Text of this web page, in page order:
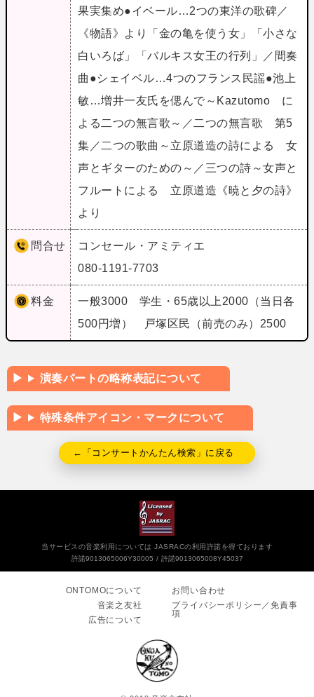
果実集め●イベール…2つの東洋の歌碑／
《物語》より「金の亀を使う女」「小さな
白いろば」「バルキス女王の行列」／間奏
曲●シェイベル…4つのフランス民謡●池上
敏…増井一友氏を偲んで～Kazutomo に
よる二つの無言歌～／二つの無言歌 第5
集／二つの歌曲～立原道造の詩による 女
声とギターのための～／三つの詩～女声と
フルートによる 立原道造《暁と夕の詩》
より
問合せ
コンセール・アミティエ
080-1191-7703
料金
一般3000 学生・65歳以上2000（当日各
500円増） 戸塚区民（前売のみ）2500
演奏パートの略称表記について
特殊条件アイコン・マークについて
←「コンサートかんたん検索」に戻る
当サービスの音楽利用については JASRACの利用許諾を得ております
許諾9013065006Y30005
許諾9013065008Y45037
ONTOMOについて
音楽之友社
広告について
お問い合わせ
プライバシーポリシー／免責事
項